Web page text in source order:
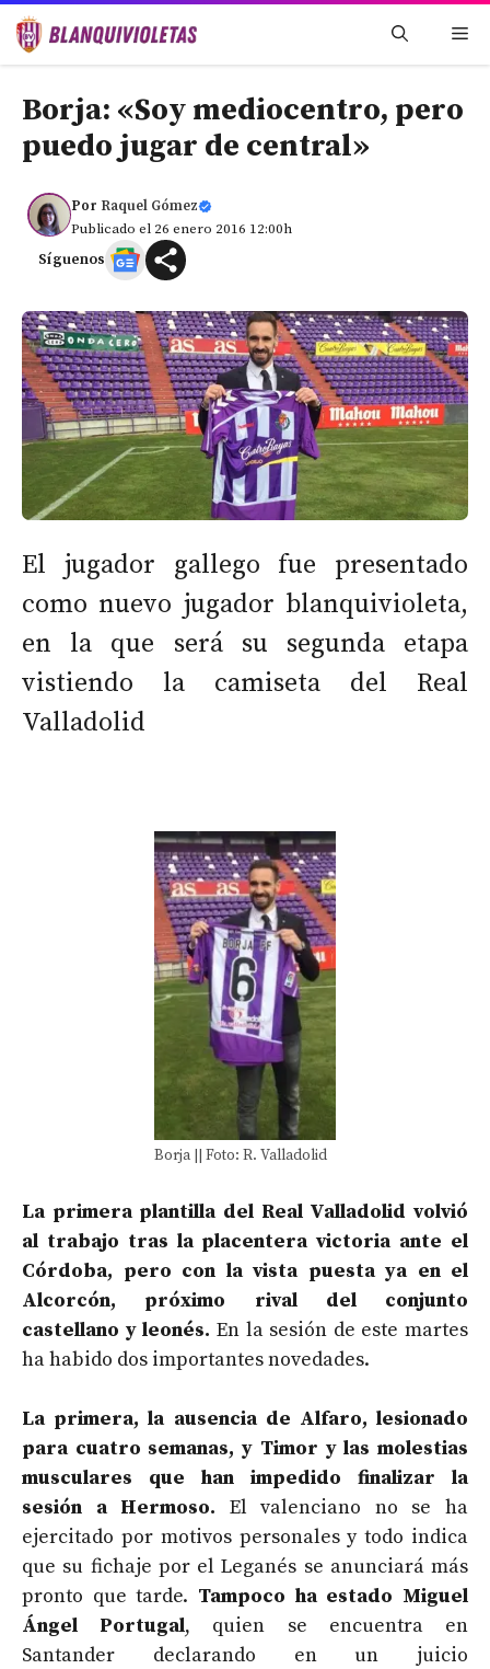
Saltar
Borja: «Soy mediocentro, pero
puedo jugar de central»
Por Raquel Gómez
Publicado el 26 enero 2016 12:00h
Síguenos
El jugador gallego fue presentado
como nuevo jugador blanquivioleta,
en la que será su segunda etapa
vistiendo la camiseta del Real
Valladolid
Borja || Foto: R. Valladolid
La primera plantilla del Real Valladolid volvió
al trabajo tras la placentera victoria ante el
Córdoba, pero con la vista puesta ya en el
Alcorcón, próximo rival del conjunto
castellano y leonés. En la sesión de este martes
ha habido dos importantes novedades.
La primera, la ausencia de Alfaro, lesionado
para cuatro semanas, y Timor y las molestias
musculares que han impedido finalizar la
sesión a Hermoso. El valenciano no se ha
ejercitado por motivos personales y todo indica
que su fichaje por el Leganés se anunciará más
pronto que tarde. Tampoco ha estado Miguel
Ángel Portugal, quien se encuentra en
Santander declarando en un juicio